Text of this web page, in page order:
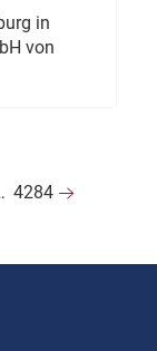
in
von
4284